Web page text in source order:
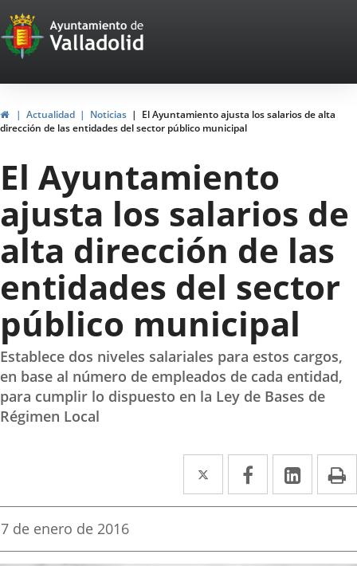
Portal
Web
del
Ayuntamiento
de
Valladolid
InicioActualidad Noticias
El Ayuntamiento ajusta los salarios de alta
dirección de las entidades del sector público municipal
El Ayuntamiento
ajusta los salarios de
alta dirección de las
entidades del sector
público municipal
Establece dos niveles salariales para estos cargos,
en base al número de empleados de cada entidad,
para cumplir lo dispuesto en la Ley de Bases de
Régimen Local
Twitter
Enlace
a
aplicación
Facebook
Enlace
a
aplicación
Enlace
a
Fecha
la
7 de enero de 2016